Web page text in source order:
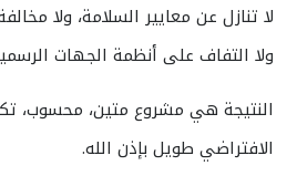
لا تنازل عن معايير السلامة، ولا
ولا التفاف على أنظمة الجهات
النتيجة هي مشروع متين، محسوب،
الافتراضي طويل بإذن الله.